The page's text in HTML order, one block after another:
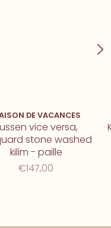
DE VACANCES
vice versa,
stone washed
kilim - paille
€147,00